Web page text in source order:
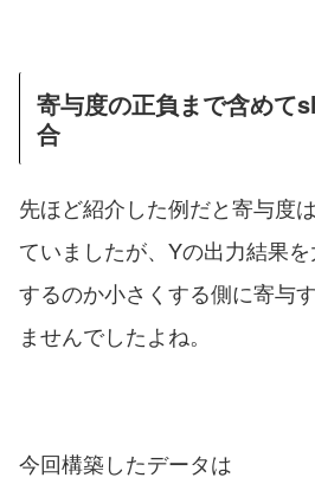
寄与度の正負まで含めて
合
先ほど紹介した例だと寄与度
ていましたが、Yの出力結果
するのか小さくする側に寄与
ませんでしたよね。
今回構築したデータは